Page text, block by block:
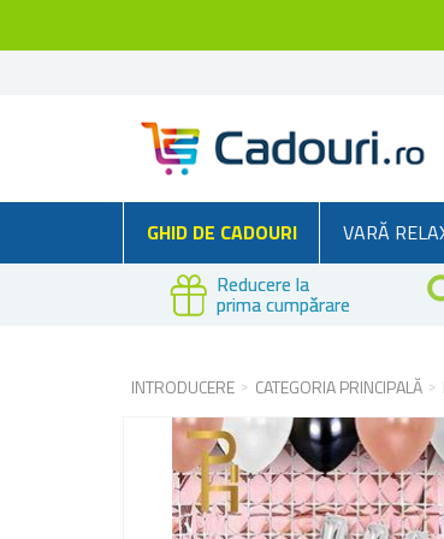
GHID DE CADOURI VARĂ
Reducere la
prima cumpărare
INTRODUCERE CATEGORIA PRINCIPALĂ